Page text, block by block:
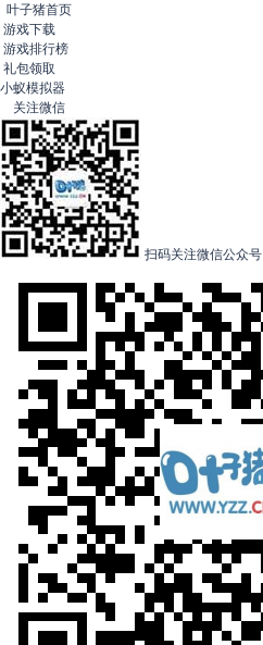
叶子猪首页
游戏下载
游戏排行榜
礼包领取
小蚁模拟器
关注微信
扫码关注微信公众号